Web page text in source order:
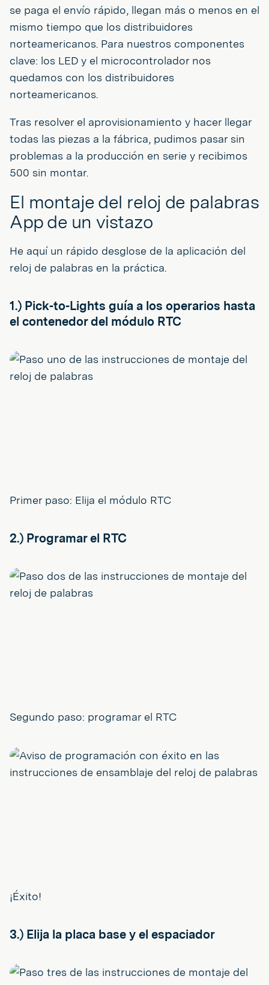
se paga el envío rápido, llegan más o menos en el
mismo tiempo que los distribuidores
norteamericanos. Para nuestros componentes
clave: los LED y el microcontrolador nos
quedamos con los distribuidores
norteamericanos.
Tras resolver el aprovisionamiento y hacer llegar
todas las piezas a la fábrica, pudimos pasar sin
problemas a la producción en serie y recibimos
500 sin montar.
El montaje del reloj de palabras
App de un vistazo
He aquí un rápido desglose de la aplicación del
reloj de palabras en la práctica.
1.) Pick-to-Lights guía a los operarios hasta
el contenedor del módulo RTC
Primer paso: Elija el módulo RTC
2.) Programar el RTC
Segundo paso: programar el RTC
¡Éxito!
3.) Elija la placa base y el espaciador